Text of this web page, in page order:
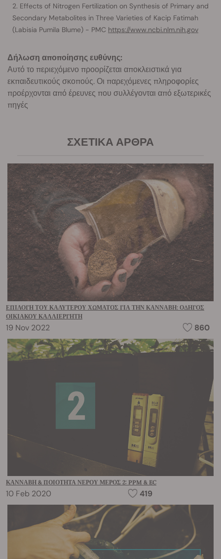
Effects of Nitrogen Fertilization on Synthesis of Primary and
Secondary Metabolites in Three Varieties of Kacip Fatimah
(Labisia Pumila Blume) - PMC https://www.ncbi.nlm.nih.gov
Δήλωση αποποίησης ευθύνης:
Αυτό το περιεχόμενο προορίζεται αποκλειστικά για
εκπαιδευτικούς σκοπούς. Οι παρεχόμενες πληροφορίες
προέρχονται από έρευνες που συλλέγονται από εξωτερικές
πηγές
ΣΧΕΤΙΚΆ ΆΡΘΡΑ
ΕΠΙΛΟΓΉ ΤΟΥ ΚΑΛΎΤΕΡΟΥ ΧΏΜΑΤΟΣ ΓΙΑ ΤΗΝ ΚΆΝΝΑΒΗ: ΟΔΗΓΌΣ
ΟΙΚΙΑΚΟΎ ΚΑΛΛΙΕΡΓΗΤΉ
19 Nov 2022 860
ΚΆΝΝΑΒΗ & ΠΟΙΌΤΗΤΑ ΝΕΡΟΎ ΜΈΡΟΣ 2: PPM & EC
10 Feb 2020 419